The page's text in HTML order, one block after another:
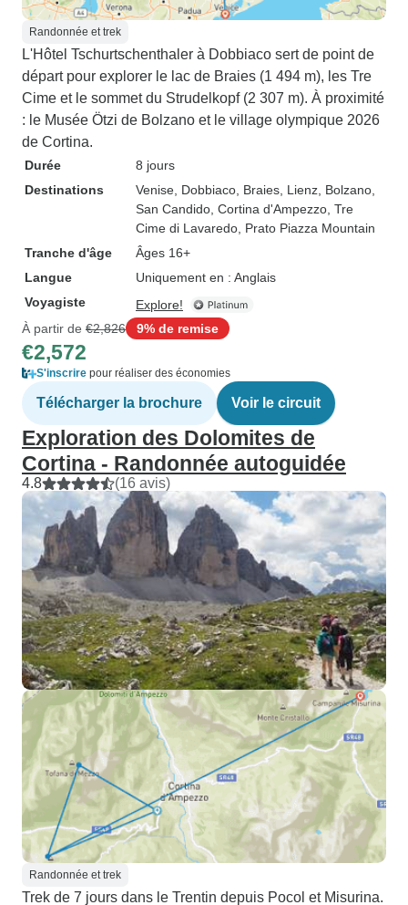
Randonnée et trek
L'Hôtel Tschurtschenthaler à Dobbiaco sert de point de
départ pour explorer le lac de Braies (1 494 m), les Tre
Cime et le sommet du Strudelkopf (2 307 m). À proximité
: le Musée Ötzi de Bolzano et le village olympique 2026
de Cortina.
Durée
8 jours
Destinations
Venise , Dobbiaco , Braies , Lienz , Bolzano
San Candido , Cortina d'Ampezzo , Tre
Cime di Lavaredo , Prato Piazza Mountain
Tranche d'âge
Âges 16+
Langue
Uniquement en : Anglais
Voyagiste
Explore!
À partir de €2,826 9% de remise
€2,572
S'inscrire pour réaliser des économies
Télécharger la brochure Voir le circuit
Exploration des Dolomites de
Cortina - Randonnée autoguidée
4.8 (16 avis)
Randonnée et trek
Trek de 7 jours dans le Trentin depuis Pocol et Misurina.